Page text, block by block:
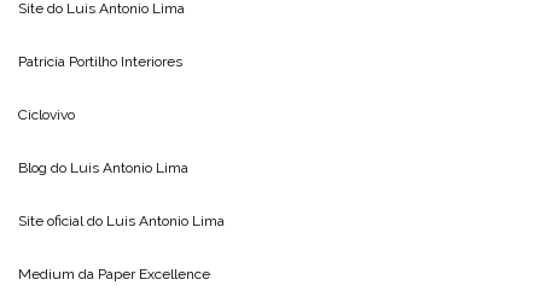
Site do Luis Antonio Lima
Patricia Portilho Interiores
Ciclovivo
Blog do Luis Antonio Lima
Site oficial do Luis Antonio Lima
Medium da Paper Excellence